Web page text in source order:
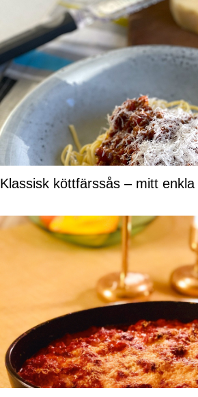
Klassisk köttfärssås – mitt